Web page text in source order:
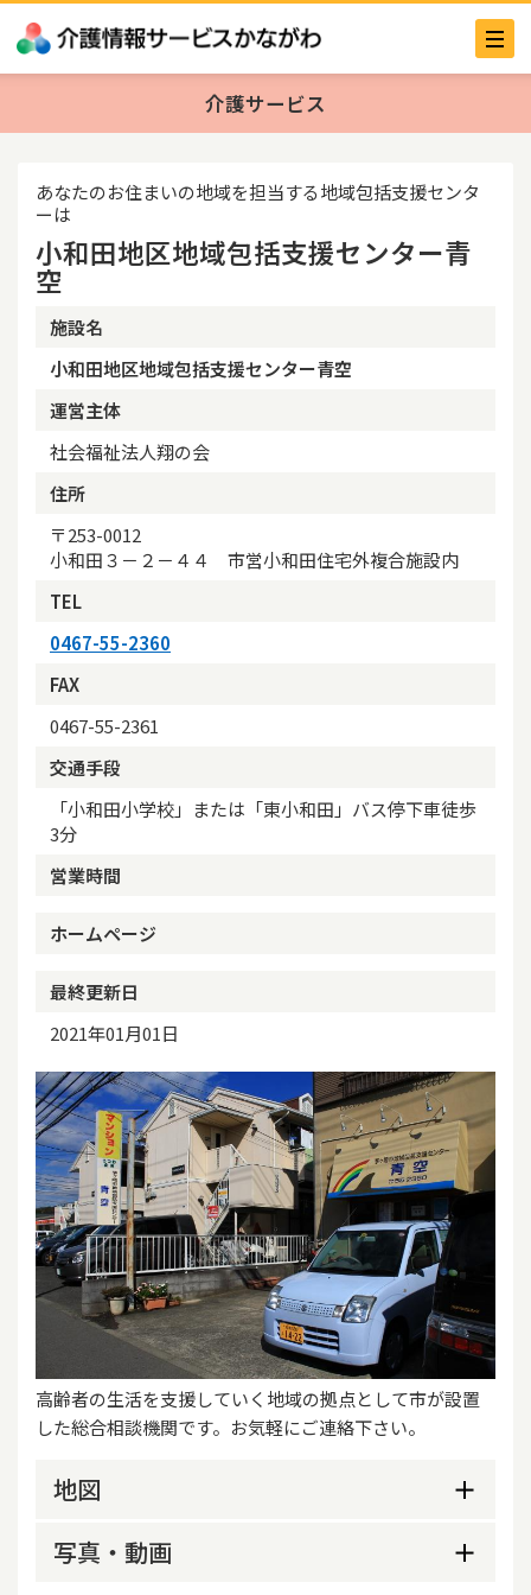
介護サービス
あなたのお住まいの地域を担当する地域包括支援センタ
ーは
小和田地区地域包括支援センター青
空
施設名
小和田地区地域包括支援センター青空
運営主体
社会福祉法人翔の会
住所
〒253-0012
小和田３－２－４４ 市営小和田住宅外複合施設内
TEL
0467-55-2360
FAX
0467-55-2361
交通手段
「小和田小学校」または「東小和田」バス停下車徒歩
3分
営業時間
ホームページ
最終更新日
2021年01月01日
高齢者の生活を支援していく地域の拠点として市が設置
した総合相談機関です。お気軽にご連絡下さい。
地図
写真・動画